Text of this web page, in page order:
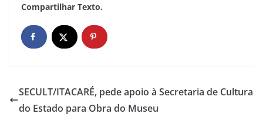
Compartilhar Texto.
SECULT/ITACARÉ, pede apoio à Secretaria de Cultura
do Estado para Obra do Museu